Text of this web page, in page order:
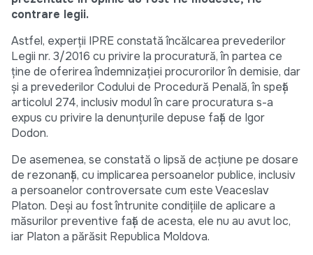
contrare legii.
Astfel, experții IPRE constată încălcarea prevederilor
Legii nr. 3/2016 cu privire la procuratură, în partea ce
ține de oferirea îndemnizației procurorilor în demisie, dar
și a prevederilor Codului de Procedură Penală, în speță
articolul 274, inclusiv modul în care procuratura s-a
expus cu privire la denunțurile depuse față de Igor
Dodon.
De asemenea, se constată o lipsă de acțiune pe dosare
de rezonanță, cu implicarea persoanelor publice, inclusiv
a persoanelor controversate cum este Veaceslav
Platon. Deși au fost întrunite condițiile de aplicare a
măsurilor preventive față de acesta, ele nu au avut loc,
iar Platon a părăsit Republica Moldova.